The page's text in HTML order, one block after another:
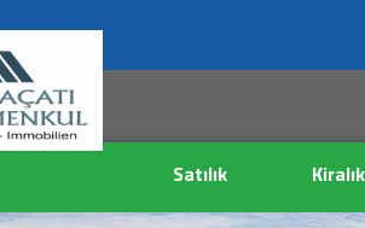
Satılık Kiralık